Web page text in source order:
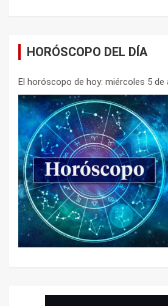
HORÓSCOPO DEL DÍA
El horóscopo de hoy: miércoles 5 de